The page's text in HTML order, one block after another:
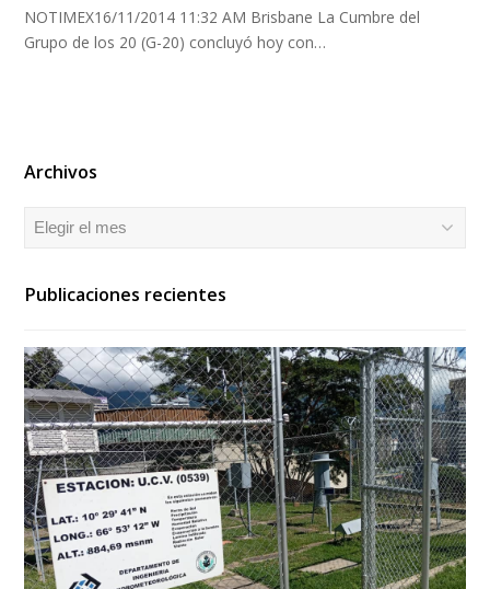
NOTIMEX16/11/2014 11:32 AM Brisbane La Cumbre del
Grupo de los 20 (G-20) concluyó hoy con…
Archivos
Archivos
Publicaciones recientes